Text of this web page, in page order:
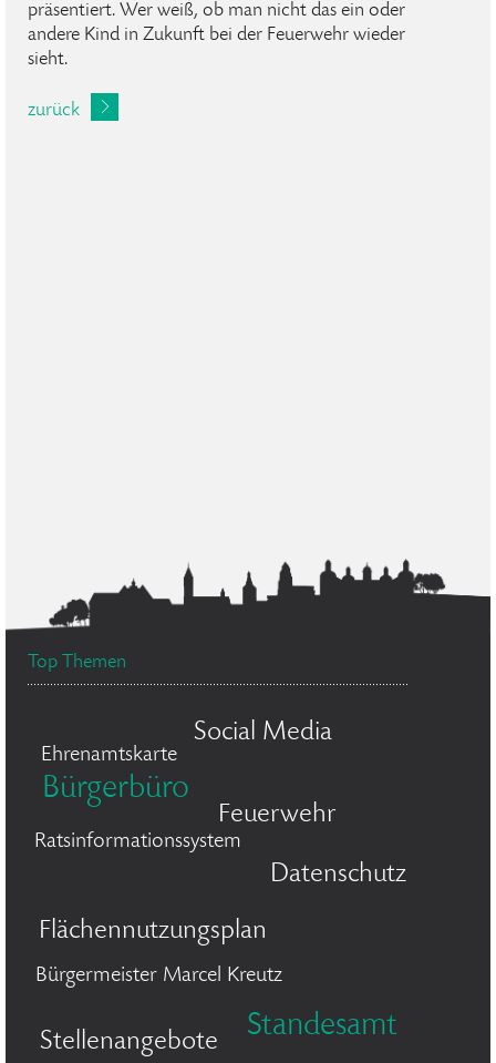
präsentiert. Wer weiß, ob man nicht das ein oder
andere Kind in Zukunft bei der Feuerwehr wieder
sieht.
zurück
Top Themen
Ehrenamtskarte
Social Media
Bürgerbüro
Feuerwehr
Ratsinformationssystem
Datenschutz
Flächennutzungsplan
Bürgermeister Marcel Kreutz
Stellenangebote Standesamt